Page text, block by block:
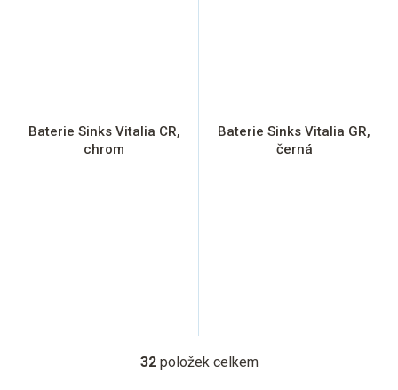
Baterie Sinks Vitalia CR,
chrom
Baterie Sinks Vitalia GR,
černá
O
32položek celkem